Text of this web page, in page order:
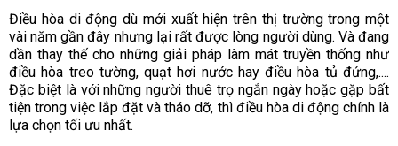
Điều hòa di động dù mới xuất hiện trên thị trường trong một
vài năm gần đây nhưng lại rất được lòng người dùng. Và đang
dần thay thế cho những giải pháp làm mát truyền thống như
điều hòa treo tường, quạt hơi nước hay điều hòa tủ đứng,....
Đặc biệt là với những người thuê trọ ngắn ngày hoặc gặp bất
tiện trong việc lắp đặt và tháo dỡ, thì điều hòa di động chính là
lựa chọn tối ưu nhất.